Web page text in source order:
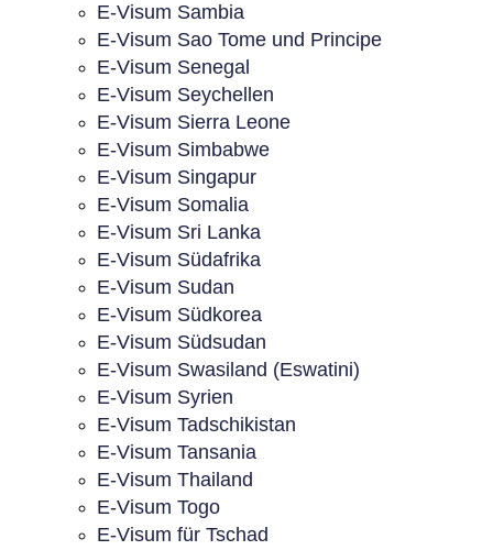
E-Visum Sambia
E-Visum Sao Tome und Principe
E-Visum Senegal
E-Visum Seychellen
E-Visum Sierra Leone
E-Visum Simbabwe
E-Visum Singapur
E-Visum Somalia
E-Visum Sri Lanka
E-Visum Südafrika
E-Visum Sudan
E-Visum Südkorea
E-Visum Südsudan
E-Visum Swasiland (Eswatini)
E-Visum Syrien
E-Visum Tadschikistan
E-Visum Tansania
E-Visum Thailand
E-Visum Togo
E-Visum für Tschad